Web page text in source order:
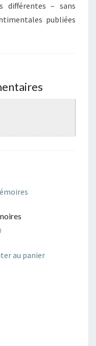
différentes – sans
publiées
au panier